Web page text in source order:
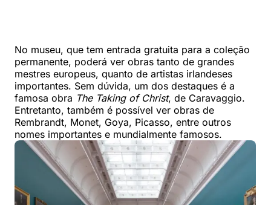
No museu, que tem entrada gratuita para a coleção
permanente, poderá ver obras tanto de grandes
mestres europeus, quanto de artistas irlandeses
importantes. Sem dúvida, um dos destaques é a
famosa obra The Taking of Christ, de Caravaggio.
Entretanto, também é possível ver obras de
Rembrandt, Monet, Goya, Picasso, entre outros
nomes importantes e mundialmente famosos.